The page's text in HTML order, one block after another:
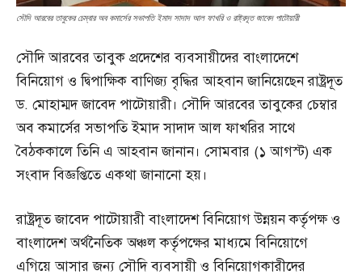
সৌদি আরবের তাবুকের চেম্বার অব কমার্সের সভাপতি ইমাদ সাদাদ আল ফাখরি ও রাষ্ট্রদূত জাবেদ পাটোয়ারী
সৌদি আরবের তাবুক প্রদেশের ব্যবসায়ীদের বাংলাদেশে
বিনিয়োগ ও দ্বিপাক্ষিক বাণিজ্য বৃদ্ধির আহবান জানিয়েছেন রাষ্ট্রদূত
ড. মোহাম্মদ জাবেদ পাটোয়ারী। সৌদি আরবের তাবুকের চেম্বার
অব কমার্সের সভাপতি ইমাদ সাদাদ আল ফাখরির সাথে
বৈঠককালে তিনি এ আহবান জানান। সোমবার (১ আগস্ট) এক
সংবাদ বিজ্ঞপ্তিতে একথা জানানো হয়।
রাষ্ট্রদূত জাবেদ পাটোয়ারী বাংলাদেশ বিনিয়োগ উন্নয়ন কর্তৃপক্ষ ও
বাংলাদেশ অর্থনৈতিক অঞ্চল কর্তৃপক্ষের মাধ্যমে বিনিয়োগে
এগিয়ে আসার জন্য সৌদি ব্যবসায়ী ও বিনিয়োগকারীদের